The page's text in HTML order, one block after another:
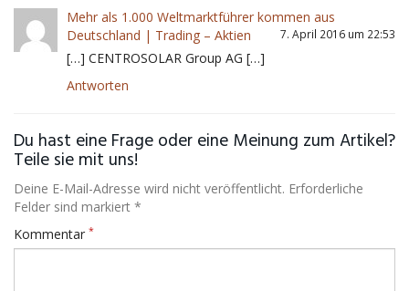
Mehr als 1.000 Weltmarktführer kommen aus
Deutschland | Trading – Aktien
7. April 2016 um 22:53
[…] CENTROSOLAR Group AG […]
Antworten
Du hast eine Frage oder eine Meinung zum Artikel?
Teile sie mit uns!
Deine E-Mail-Adresse wird nicht veröffentlicht. Erforderliche
Felder sind markiert *
Kommentar *